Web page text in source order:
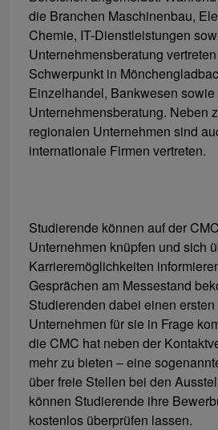
die Branchen Maschinenbau,
Chemie, IT-Dienstleistungen
Unternehmensberatung
Schwerpunkt in
Einzelhandel, Bankwesen sowie
Unternehmensberatung. Neben
regionalen Unternehmen sind
internationale Firmen vertreten.
Studierende können auf der
Unternehmen knüpfen und sich
Karrieremöglichkeiten
Gesprächen am Messestand
Studierenden dabei einen
Unternehmen für sie in Frage
die CMC hat neben der
mehr zu bieten – eine
über freie Stellen bei den
können Studierende ihre
kostenlos überprüfen lassen.